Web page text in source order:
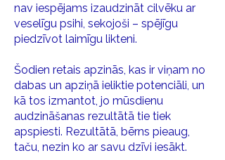
nav iespējams izaudzināt cilvēku ar
veselīgu psihi, sekojoši – spējīgu
piedzīvot laimīgu likteni.
Šodien retais apzinās, kas ir viņam no
dabas un apziņā ieliktie potenciāli, un
kā tos izmantot, jo mūsdienu
audzināšanas rezultātā tie tiek
apspiesti. Rezultātā, bērns pieaug,
taču, nezin ko ar savu dzīvi iesākt.